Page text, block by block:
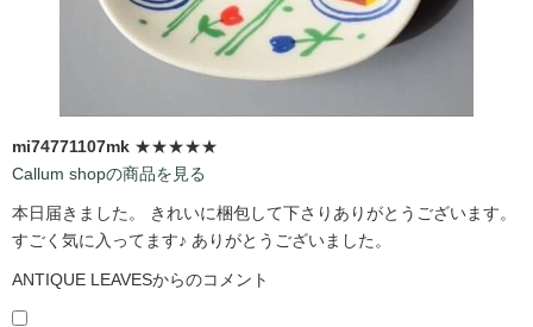
mi74771107mk ★★★★★
Callum shopの商品を見る
本日届きました。 きれいに梱包して下さりありがとうございます。
すごく気に入ってます♪ ありがとうございました。
ANTIQUE LEAVESからのコメント